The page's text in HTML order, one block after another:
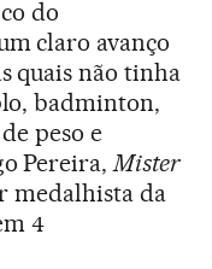
do
claro avanço
quais não tinha
badminton,
peso e
Pereira,Mister
medalhista da
4